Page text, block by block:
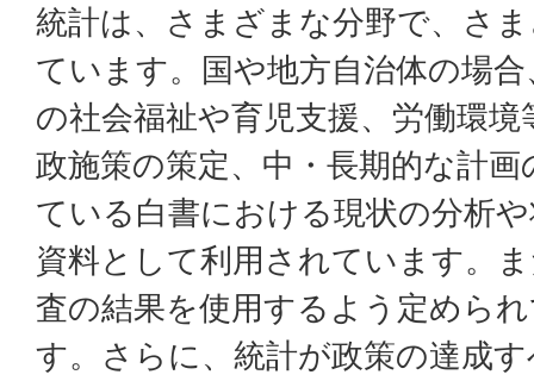
統計は、さまざまな分野で、さ
ています。国や地方自治体の場
の社会福祉や育児支援、労働環
政施策の策定、中・長期的な計
ている白書における現状の分析
資料として利用されています。
査の結果を使用するよう定めら
す。さらに、統計が政策の達成